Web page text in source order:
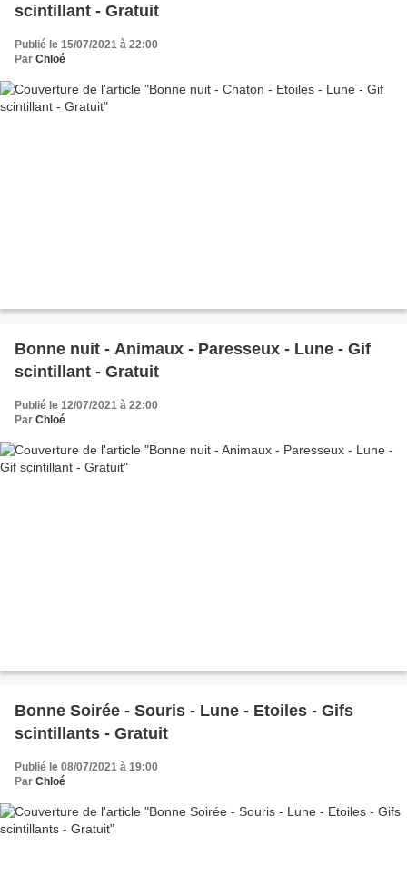
scintillant - Gratuit
Publié le 15/07/2021 à 22:00
Par Chloé
Bonne nuit - Animaux - Paresseux - Lune - Gif
scintillant - Gratuit
Publié le 12/07/2021 à 22:00
Par Chloé
Bonne Soirée - Souris - Lune - Etoiles - Gifs
scintillants - Gratuit
Publié le 08/07/2021 à 19:00
Par Chloé